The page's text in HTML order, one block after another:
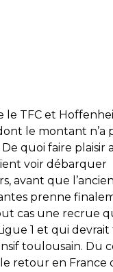
le TFC et
le montant n’a
quoi faire plaisir
voir débarquer
avant que
prenne
cas une recrue
1 et qui devrait
toulousain. Du
retour en France